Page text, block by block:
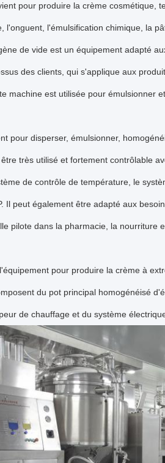
pour produire la crème cosmétique,
l'onguent, l'émulsification chimique, la
de vide est un équipement adapté
des clients, qui s'applique aux
machine est utilisée pour émulsionner
pour disperser, émulsionner,
très utilisé et fortement contrôlable
de contrôle de température, le
Il peut également être adapté aux
pilote dans la pharmacie, la nourriture
pour produire la crème à
du pot principal homogénéisé
de chauffage et du système